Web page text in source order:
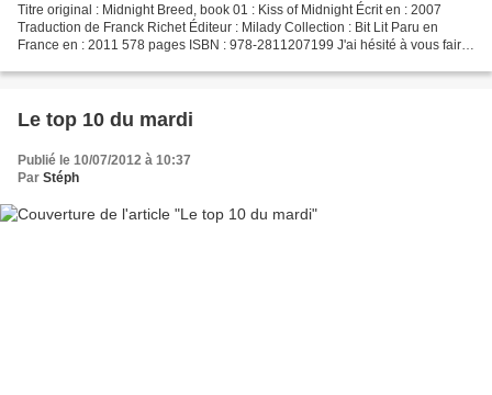
Titre original : Midnight Breed, book 01 : Kiss of Midnight Écrit en : 2007
Traduction de Franck Richet Éditeur : Milady Collection : Bit Lit Paru en
France en : 2011 578 pages ISBN : 978-2811207199 J'ai hésité à vous faire
Le top 10 du mardi
Publié le 10/07/2012 à 10:37
Par Stéph